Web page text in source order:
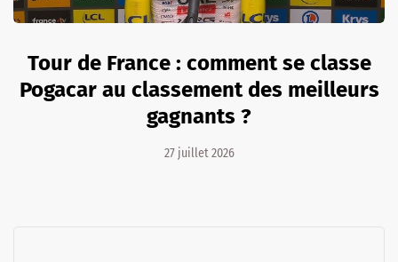
Tour de France : comment se classe
Pogacar au classement des meilleurs
gagnants ?
27 juillet 2026